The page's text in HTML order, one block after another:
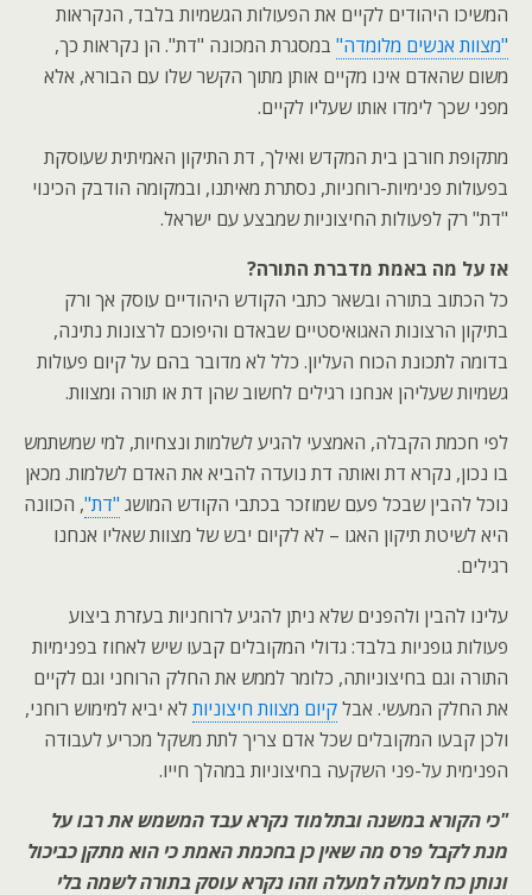
המשיכו היהודים לקיים את הפעולות הגשמיות בלבד, הנקראות
"מצוות אנשים מלומדה" במסגרת המכונה "דת". הן נקראות כך,
משום שהאדם אינו מקיים אותן מתוך הקשר שלו עם הבורא, אלא
מפני שכך לימדו אותו שעליו לקיים.
מתקופת חורבן בית המקדש ואילך, דת התיקון האמיתית שעוסקת
בפעולות פנימיות-רוחניות, נסתרת מאיתנו, ובמקומה הודבק הכינוי
"דת" רק לפעולות החיצוניות שמבצע עם ישראל.
אז על מה באמת מדברת התורה?
כל הכתוב בתורה ובשאר כתבי הקודש היהודיים עוסק אך ורק
בתיקון הרצונות האגואיסטיים שבאדם והיפוכם לרצונות נתינה,
בדומה לתכונת הכוח העליון. כלל לא מדובר בהם על קיום פעולות
גשמיות שעליהן אנחנו רגילים לחשוב שהן דת או תורה ומצוות.
לפי חכמת הקבלה, האמצעי להגיע לשלמות ונצחיות, למי שמשתמש
בו נכון, נקרא דת ואותה דת נועדה להביא את האדם לשלמות. מכאן
נוכל להבין שבכל פעם שמוזכר בכתבי הקודש המושג "דת", הכוונה
היא לשיטת תיקון האגו – לא לקיום יבש של מצוות שאליו אנחנו
רגילים.
עלינו להבין ולהפנים שלא ניתן להגיע לרוחניות בעזרת ביצוע
פעולות גופניות בלבד: גדולי המקובלים קבעו שיש לאחוז בפנימיות
התורה וגם בחיצוניותה, כלומר לממש את החלק הרוחני וגם לקיים
את החלק המעשי. אבלקיום מצוות חיצוניותלא יביא למימוש רוחני,
ולכן קבעו המקובלים שכל אדם צריך לתת משקל מכריע לעבודה
הפנימית על-פני השקעה בחיצוניות במהלך חייו.
"כי הקורא במשנה ובתלמוד נקרא עבד המשמש את רבו על
מנת לקבל פרס מה שאין כן בחכמת האמת כי הוא מתקן כביכול
ונותן כח למעלה למעלה וזהו נקרא עוסק בתורה לשמה בלי